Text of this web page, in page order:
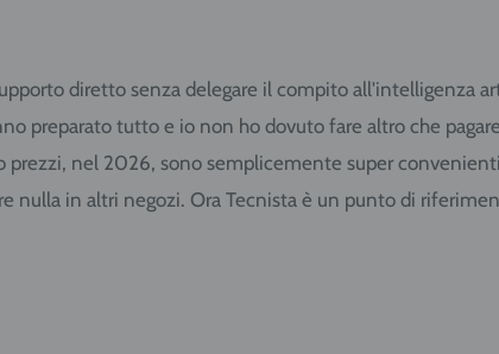
diretto senza delegare il compito all'intelligenza
preparato tutto e io non ho dovuto fare altro che
nel 2026, sono semplicemente super
nulla in altri negozi. Ora Tecnista è un punto di